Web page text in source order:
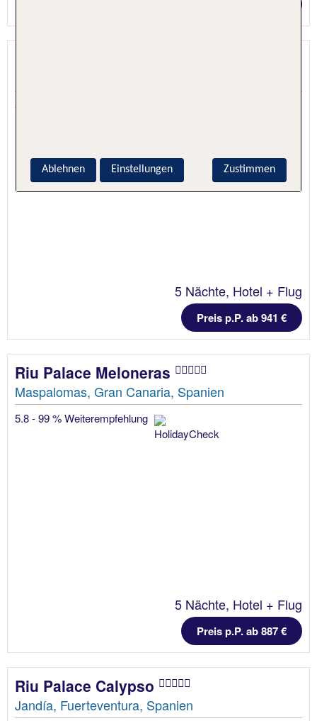
5.6 - 96 % Weiterempfehlung
5 Nächte, Hotel + Flug
Preis p.P. ab 941 €
Riu Palace Meloneras
Maspalomas, Gran Canaria, Spanien
5.8 - 99 % Weiterempfehlung
5 Nächte, Hotel + Flug
Preis p.P. ab 887 €
Riu Palace Calypso
Jandía, Fuerteventura, Spanien
Zustimmen
Ablehnen Einstellungen